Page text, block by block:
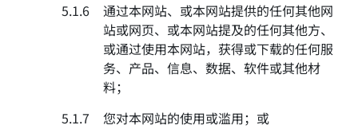
5.1.6
通过本网站、或本网站提供的任何其他网
站或网页、或本网站提及的任何其他方、
或通过使用本网站，获得或下载的任何服
务、产品、信息、数据、软件或其他材
料；
5.1.7
您对本网站的使用或滥用；或